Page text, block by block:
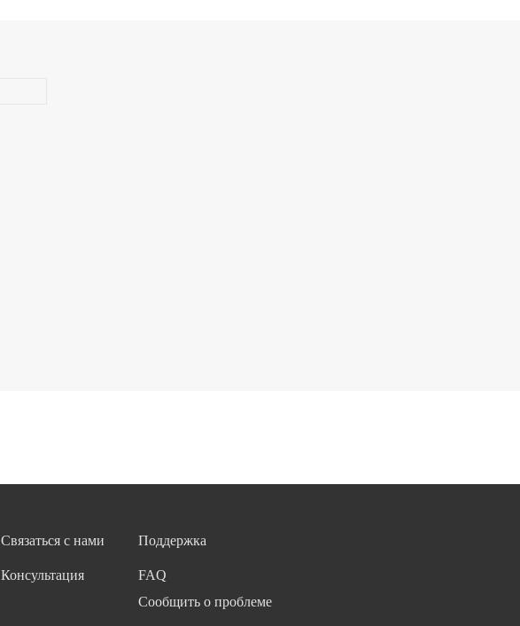
Связаться с нами
Консультация
Поддержка
FAQ
Сообщить о проблеме